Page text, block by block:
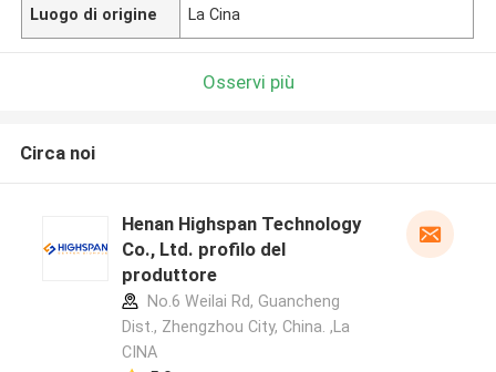
Luogo di origine La Cina
Osservi più
Circa noi
Henan Highspan Technology
Co., Ltd. profilo del
produttore
No.6 Weilai Rd, Guancheng
Dist., Zhengzhou City, China. ,La
CINA